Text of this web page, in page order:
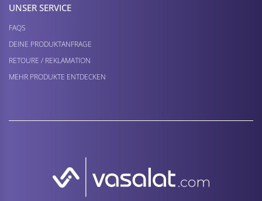
UNSER SERVICE
FAQS
DEINE PRODUKTANFRAGE
RETOURE / REKLAMATION
MEHR PRODUKTE ENTDECKEN